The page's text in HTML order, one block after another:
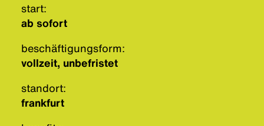
start:
ab sofort
beschäftigungsform:
vollzeit, unbefristet
standort:
frankfurt